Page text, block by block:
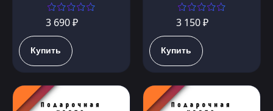
3 690 ₽
Купить
3 150 ₽
Купить